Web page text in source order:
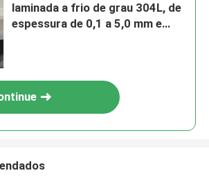
laminada a frio de grau 304L, de
espessura de 0,1 a 5,0 mm e